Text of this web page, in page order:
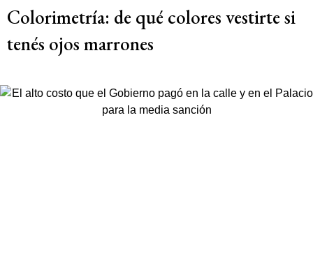
Colorimetría: de qué colores vestirte si
tenés ojos marrones